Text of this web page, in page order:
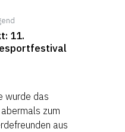
11.
wurde das
zum
aus